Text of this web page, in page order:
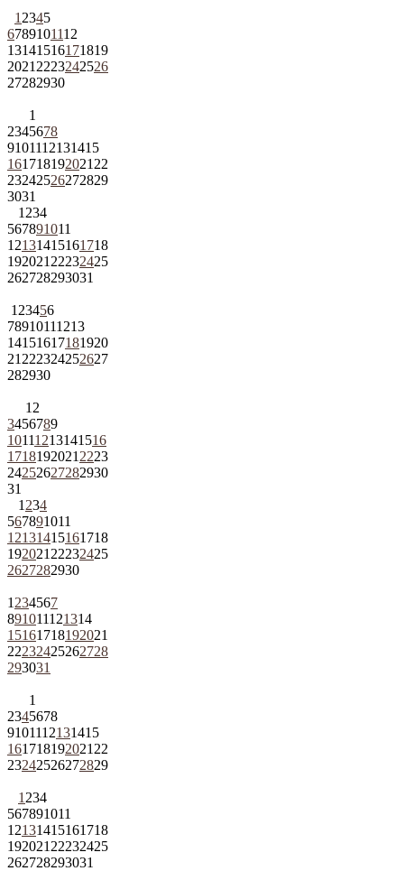
1 2345
6789101112
13141516171819
2021 2223242526
27282930
1
2345678
9101112131415
161718192021 22
23242526272829
3031
1 234
567891011
12131415161718
192021 22232425
262728293031
1 23456
78910111213
14151617181920
21 222324252627
282930
1 2
3456789
10111213141516
1718192021 2223
24252627282930
31
1 234
567891011
12131415161718
192021 22232425
2627282930
1 234567
891011121314
15161718192021
22232425262728
293031
1
2345678
9101112131415
161718192021 22
23242526272829
1 234
567891011
12131415161718
192021 22232425
262728293031